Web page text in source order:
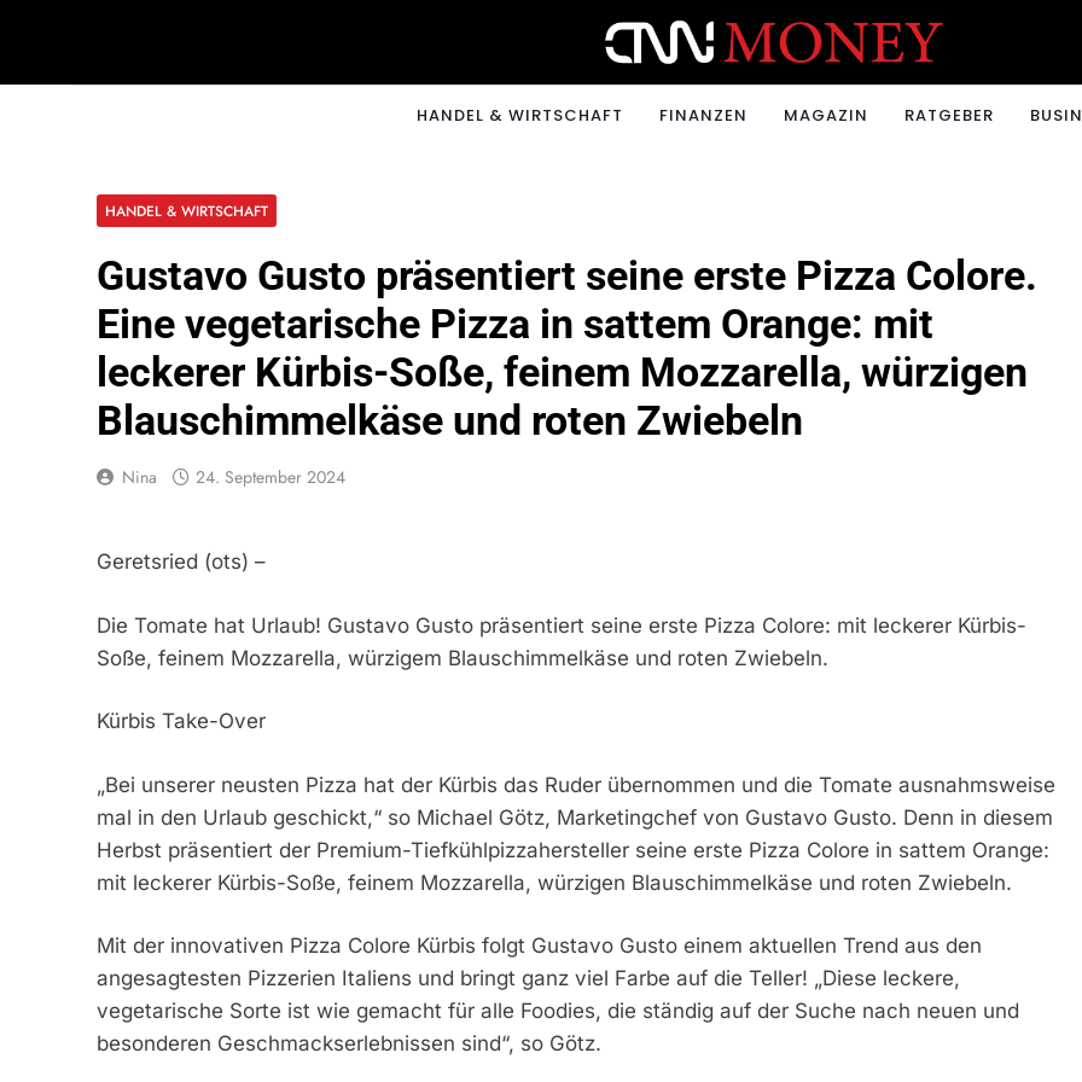
CNNMONEY.CH
HANDEL & WIRTSCHAFT FINANZEN MAGAZIN RATGEBER
HANDEL & WIRTSCHAFT
Gustavo Gusto präsentiert seine erste Pizza Colore.
Eine vegetarische Pizza in sattem Orange: mit
leckerer Kürbis-Soße, feinem Mozzarella, würzigen
Blauschimmelkäse und roten Zwiebeln
Nina 24. September 2024
Geretsried (ots) –
Die Tomate hat Urlaub! Gustavo Gusto präsentiert seine erste Pizza Colore: mit leckerer Kürbis-
Soße, feinem Mozzarella, würzigem Blauschimmelkäse und roten Zwiebeln.
Kürbis Take-Over
„Bei unserer neusten Pizza hat der Kürbis das Ruder übernommen und die Tomate ausnahmsweise
mal in den Urlaub geschickt,“ so Michael Götz, Marketingchef von Gustavo Gusto. Denn in diesem
Herbst präsentiert der Premium-Tiefkühlpizzahersteller seine erste Pizza Colore in sattem Orange:
mit leckerer Kürbis-Soße, feinem Mozzarella, würzigen Blauschimmelkäse und roten Zwiebeln.
Mit der innovativen Pizza Colore Kürbis folgt Gustavo Gusto einem aktuellen Trend aus den
angesagtesten Pizzerien Italiens und bringt ganz viel Farbe auf die Teller! „Diese leckere,
vegetarische Sorte ist wie gemacht für alle Foodies, die ständig auf der Suche nach neuen und
besonderen Geschmackserlebnissen sind“, so Götz.